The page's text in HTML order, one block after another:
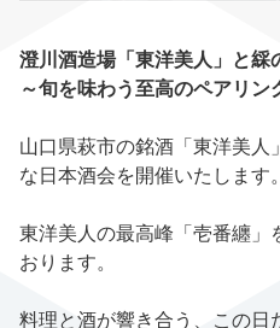
澄川酒造場「東洋美人」と綵
～旬を味わう至高のペアリン
山口県萩市の銘酒「東洋美人
な日本酒会を開催いたします。
東洋美人の最高峰「壱番纏」
おります。
料理と酒が響き合う、この日